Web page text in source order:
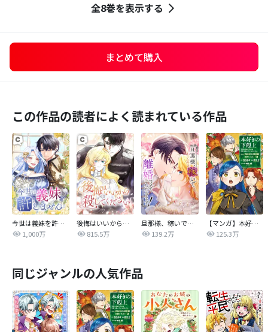
全8巻を表示する
まとめて購入
この作品の読者によく読まれている作品
今世は義妹を許しません
1,000万
後悔はいいから殺してください
815.5万
旦那様、稼いで離婚させていただきます！
139.2万
【マンガ】本好きの下剋上 第四部
125.3万
同じジャンルの人気作品